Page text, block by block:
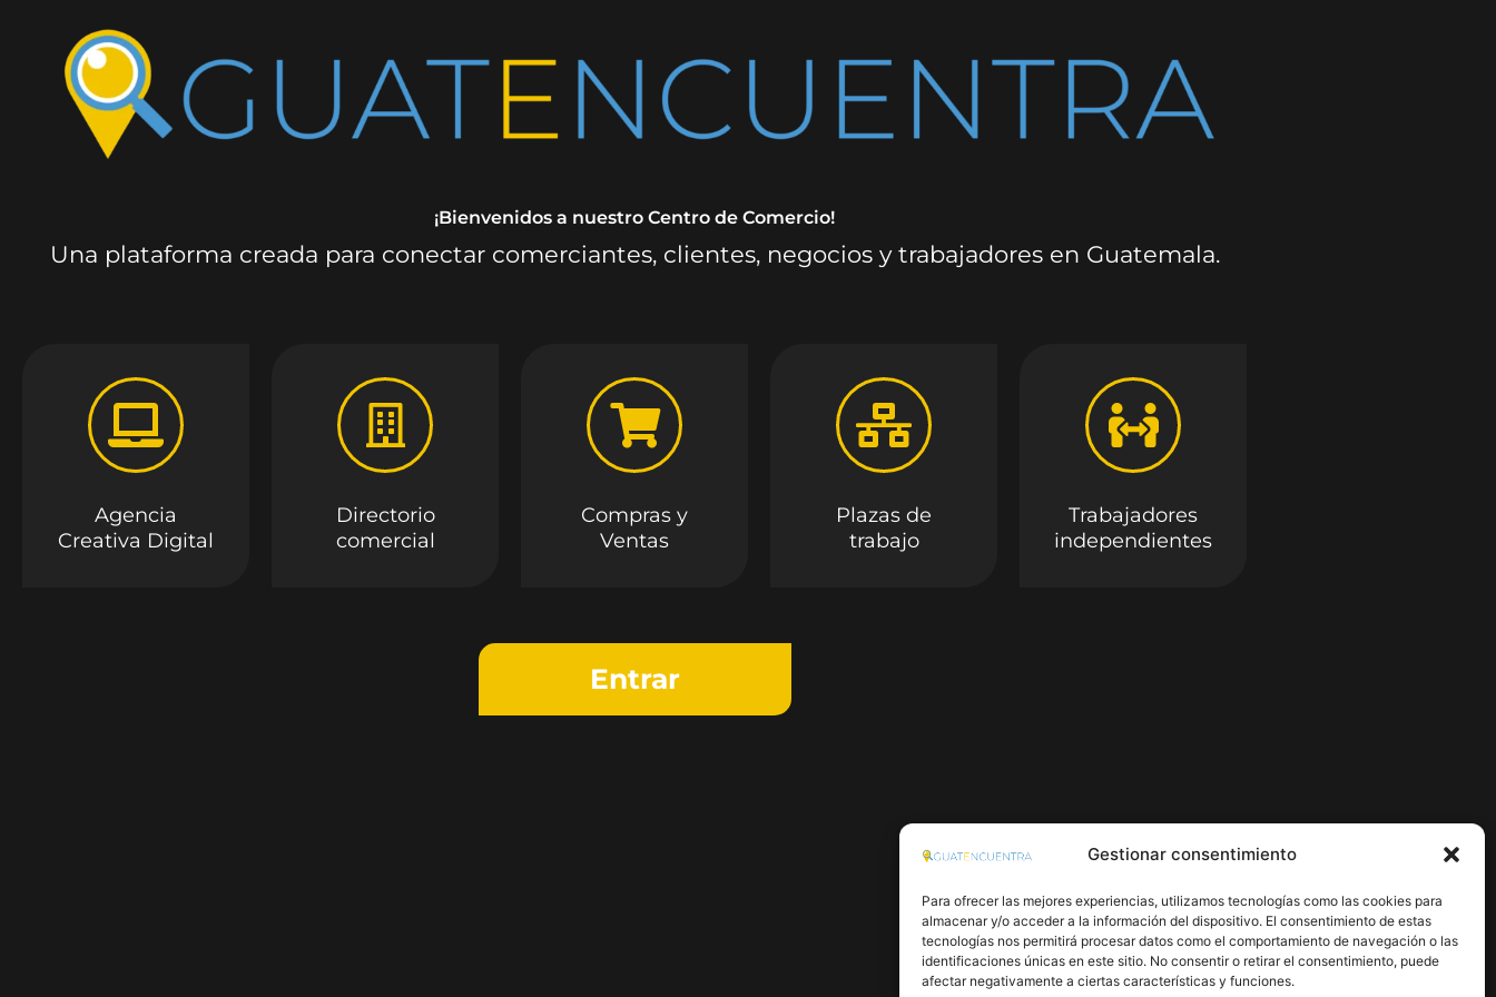
Gestionar consentimiento
Para ofrecer las mejores experiencias, utilizamos tecnologías como las cookies para
almacenar y/o acceder a la información del dispositivo. El consentimiento de estas
tecnologías nos permitirá procesar datos como el comportamiento de navegación o las
identificaciones únicas en este sitio. No consentir o retirar el consentimiento, puede
afectar negativamente a ciertas características y funciones.
¡Bienvenidos a nuestro Centro de Comercio!
Una plataforma creada para conectar comerciantes, clientes, negocios y trabajadores en Guatemala.
Agencia
Creativa Digital
Directorio
comercial
Compras y
Ventas
Plazas de
trabajo
Trabajadores
independientes
Entrar